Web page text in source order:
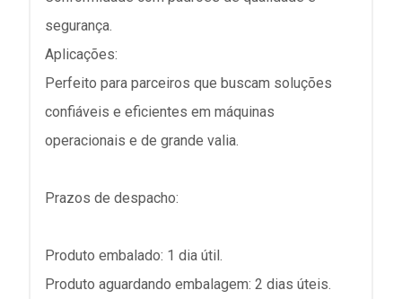
segurança.
Aplicações:
Perfeito para parceiros que buscam soluções
confiáveis e eficientes em máquinas
operacionais e de grande valia.
Prazos de despacho:
Produto embalado: 1 dia útil.
Produto aguardando embalagem: 2 dias úteis.